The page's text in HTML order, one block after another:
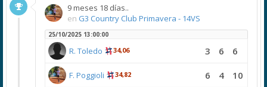
9 meses 18 días..
en G3 Country Club Primavera - 14VS
25/10/2025 13:00:00
R. Toledo 34,06 3 6 6
F. Poggioli 34,82 6 4 10